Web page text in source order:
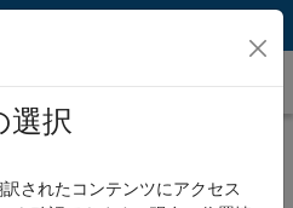
選択
されたコンテンツにアクセス